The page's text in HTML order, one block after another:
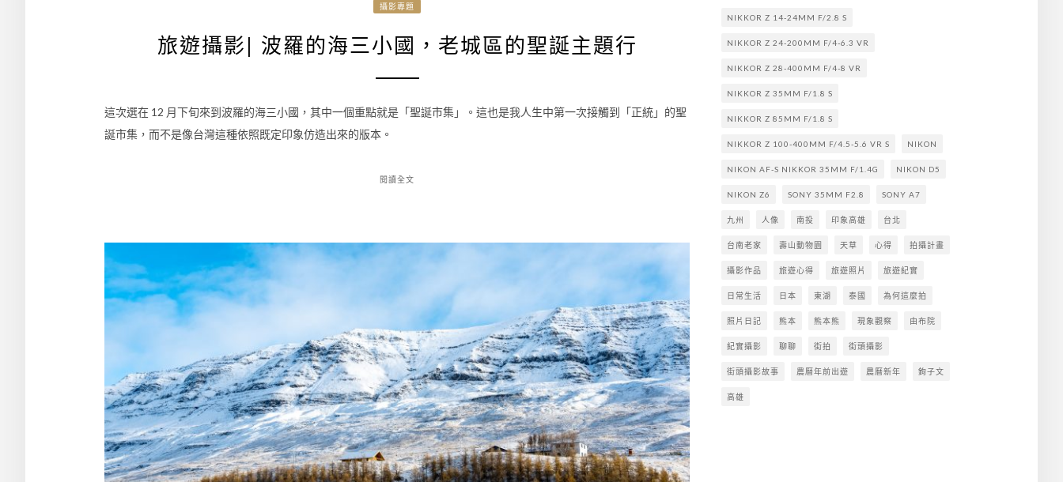
攝影專題
旅遊攝影| 波羅的海三小國，老城區的聖誕主題行
這次選在 12 月下旬來到波羅的海三小國，其中一個重點就是「聖誕市集」。這也是我人生中第一次接觸到「正統」的聖
誕市集，而不是像台灣這種依照既定印象仿造出來的版本。
閱讀全文
NIKKOR Z 14-24MM F/2.8 S
NIKKOR Z 24-200MM F/4-6.3 VR
NIKKOR Z 28-400MM F/4-8 VR
NIKKOR Z 35MM F/1.8 S
NIKKOR Z 85MM F/1.8 S
NIKKOR Z 100-400MM F/4.5-5.6 VR S NIKON
NIKON AF-S NIKKOR 35MM F/1.4G NIKON D5
NIKON Z6 SONY 35MM F2.8 SONY A7
九州 人像 南投 印象高雄 台北
台南老家 壽山動物園 天草 心得 拍攝計畫
攝影作品 旅遊心得 旅遊照片 旅遊紀實
日常生活 日本 東湖 泰國 為何這麼拍
照片日記 熊本 熊本熊 現象觀察 由布院
紀實攝影 聊聊 街拍 街頭攝影
街頭攝影故事 農曆年前出遊 農曆新年 鉤子文
高雄